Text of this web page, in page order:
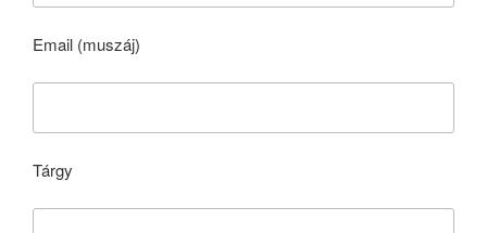
Email (muszáj)
Tárgy